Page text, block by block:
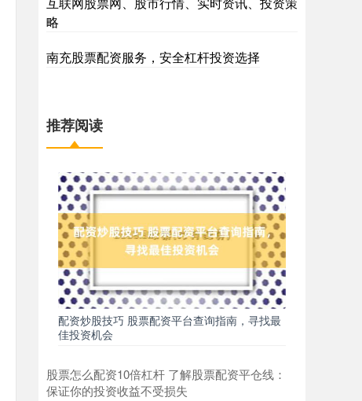
略
南充股票配资服务，安全杠杆投资选择
推荐阅读
配资炒股技巧 股票配资平台查询指南，寻找最
佳投资机会
股票怎么配资10倍杠杆 了解股票配资平仓线：
保证你的投资收益不受损失